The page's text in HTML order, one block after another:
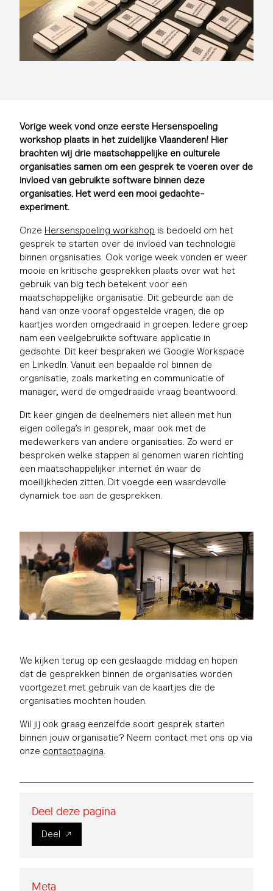
Vorige week vond onze eerste Hersenspoeling
workshop plaats in het zuidelijke Vlaanderen! Hier
brachten wij drie maatschappelijke en culturele
organisaties samen om een gesprek te voeren over de
invloed van gebruikte software binnen deze
organisaties. Het werd een mooi gedachte-
experiment.
Onze Hersenspoeling workshop is bedoeld om het
gesprek te starten over de invloed van technologie
binnen organisaties. Ook vorige week vonden er weer
mooie en kritische gesprekken plaats over wat het
gebruik van big tech betekent voor een
maatschappelijke organisatie. Dit gebeurde aan de
hand van onze vooraf opgestelde vragen, die op
kaartjes worden omgedraaid in groepen. Iedere groep
nam een veelgebruikte software applicatie in
gedachte. Dit keer bespraken we Google Workspace
en LinkedIn. Vanuit een bepaalde rol binnen de
organisatie, zoals marketing en communicatie of
manager, werd de omgedraaide vraag beantwoord.
Dit keer gingen de deelnemers niet alleen met hun
eigen collega’s in gesprek, maar ook met de
medewerkers van andere organisaties. Zo werd er
besproken welke stappen al genomen waren richting
een maatschappelijker internet én waar de
moeilijkheden zitten. Dit voegde een waardevolle
dynamiek toe aan de gesprekken.
We kijken terug op een geslaagde middag en hopen
dat de gesprekken binnen de organisaties worden
voortgezet met gebruik van de kaartjes die de
organisaties mochten houden.
Wil jij ook graag eenzelfde soort gesprek starten
binnen jouw organisatie? Neem contact met ons op via
onze contactpagina.
Deel deze pagina
Deel
Meta